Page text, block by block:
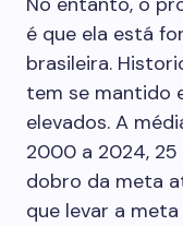
é que ela está
brasileira.
tem se mantido
elevados. A
2000 a 2024, 25
dobro da meta
que levar a